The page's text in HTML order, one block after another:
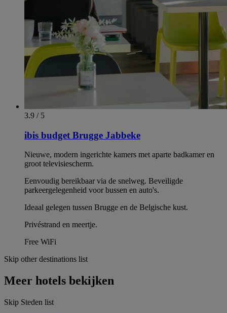
3.9 / 5
ibis budget Brugge Jabbeke
Nieuwe, modern ingerichte kamers met aparte badkamer en
groot televisiescherm.
Eenvoudig bereikbaar via de snelweg. Beveiligde
parkeergelegenheid voor bussen en auto's.
Ideaal gelegen tussen Brugge en de Belgische kust.
Privéstrand en meertje.
Free WiFi
Skip other destinations list
Meer hotels bekijken
Skip Steden list